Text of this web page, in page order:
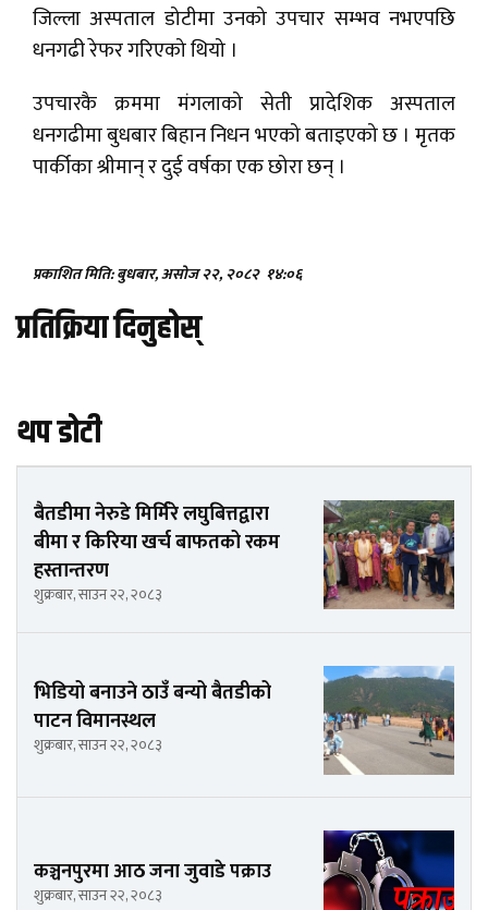
जिल्ला अस्पताल डोटीमा उनको उपचार सम्भव नभएपछि
धनगढी रेफर गरिएको थियो ।
उपचारकै क्रममा मंगलाको सेती प्रादेशिक अस्पताल
धनगढीमा बुधबार बिहान निधन भएको बताइएको छ । मृतक
पार्कीका श्रीमान् र दुई वर्षका एक छोरा छन् ।
प्रकाशित मिति: बुधबार, असोज २२, २०८२ १४:०६
प्रतिक्रिया दिनुहोस्
थप डोटी
बैतडीमा नेरुडे मिर्मिरे लघुबित्तद्वारा
बीमा र किरिया खर्च बाफतको रकम
हस्तान्तरण
शुक्रबार, साउन २२, २०८३
भिडियो बनाउने ठाउँ बन्यो बैतडीको
पाटन विमानस्थल
शुक्रबार, साउन २२, २०८३
कञ्चनपुरमा आठ जना जुवाडे पक्राउ
शुक्रबार, साउन २२, २०८३